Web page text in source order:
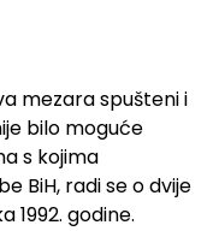
mezara spušteni i
bilo moguće
s kojima
BiH, radi se o dvije
1992. godine.